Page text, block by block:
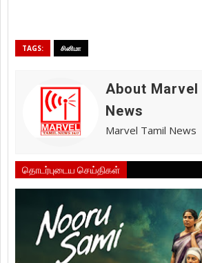
TAGS: சினிமா
About Marvel
News
Marvel Tamil News
தொடர்புடைய செய்திகள்